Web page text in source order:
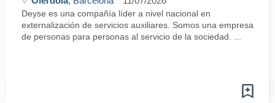
Deyse es una compañía líder a nivel nacional en
externalización de servicios auxiliares. Somos una empresa
de personas para personas al servicio de la sociedad. ...